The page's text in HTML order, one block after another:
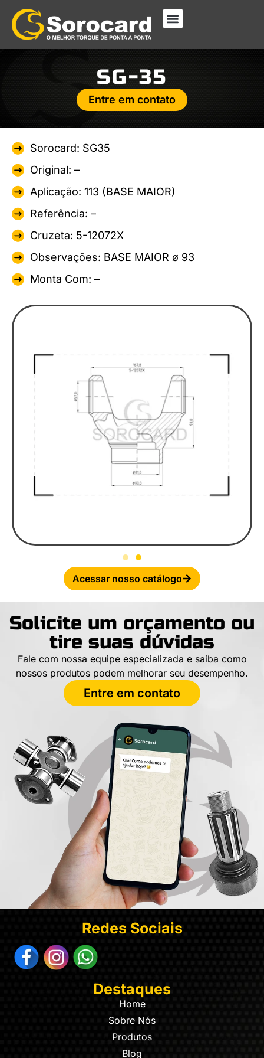
SG-35
Entre em contato
Sorocard: SG35
Original: –
Aplicação: 113 (BASE MAIOR)
Referência: –
Cruzeta: 5-12072X
Observações: BASE MAIOR ø 93
Monta Com: –
Acessar nosso catálogo
Solicite um orçamento ou
tire suas dúvidas
Fale com nossa equipe especializada e saiba como
nossos produtos podem melhorar seu desempenho.
Entre em contato
Redes Sociais
Destaques
Home
Sobre Nós
Produtos
Blog